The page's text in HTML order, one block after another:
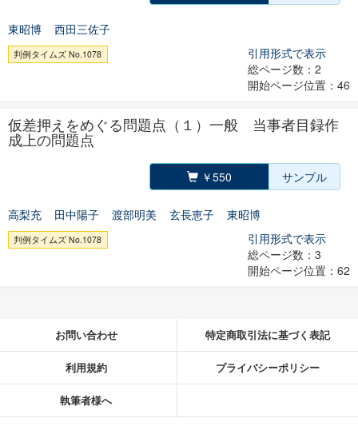
東昭博 西田三佐子
判例タイムズ No.1078
引用形式で表示
総ページ数：2
開始ページ位置：46
仮差押えをめぐる問題点（１）一般 当事者目録作
成上の問題点
￥550 サンプル
高梨充 田中陽子 渡部明美 玄長恵子 東昭博
判例タイムズ No.1078
引用形式で表示
総ページ数：3
開始ページ位置：62
お問い合わせ 特定商取引法に基づく表記
利用規約 プライバシーポリシー
執筆者様へ